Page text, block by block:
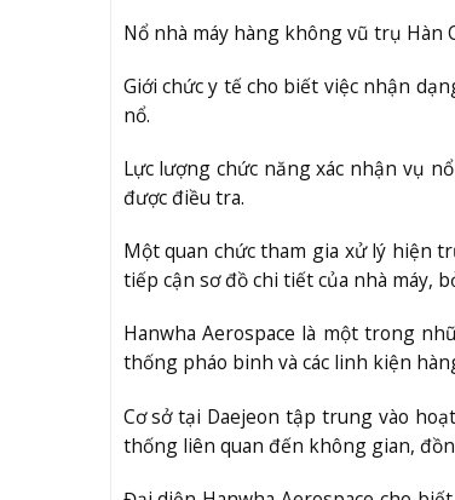
Nổ nhà máy hàng không vũ trụ Hàn
Giới chức y tế cho biết việc nhận
nổ.
Lực lượng chức năng xác nhận vụ
được điều tra.
Một quan chức tham gia xử lý hiện
tiếp cận sơ đồ chi tiết của nhà máy,
Hanwha Aerospace là một trong
thống pháo binh và các linh kiện
Cơ sở tại Daejeon tập trung vào
thống liên quan đến không gian,